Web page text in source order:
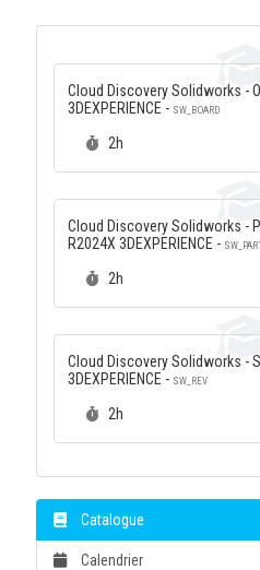
Cloud Discovery Solidworks -
3DEXPERIENCE - SW_BOARD
Durée :
2h
Cloud Discovery Solidworks -
R2024X 3DEXPERIENCE -
Durée :
2h
Cloud Discovery Solidworks -
3DEXPERIENCE - SW_REV
Durée :
2h
Catalogue
Calendrier